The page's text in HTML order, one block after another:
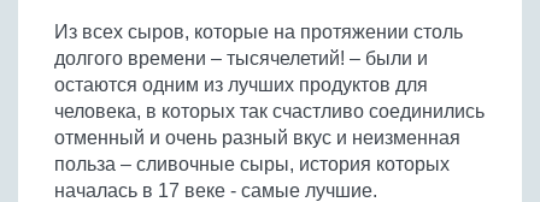
Пиццы
Кремы
Другие соусы
Овощи
Грибы
Другие заготовки
Конфеты и сладости
Десерты
Ещё...
Пельмени, вареники
Макароны
Грибы
Из всех сыров, которые на протяжении столь
долгого времени – тысячелетий! – были и
остаются одним из лучших продуктов для
человека, в которых так счастливо соединились
отменный и очень разный вкус и неизменная
польза – сливочные сыры, история которых
началась в 17 веке - самые лучшие.